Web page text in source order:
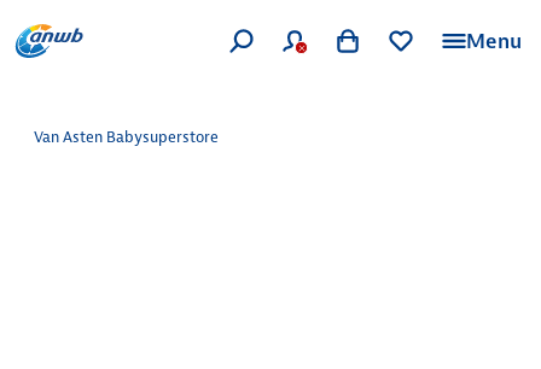
Menu
Van Asten Babysuperstore